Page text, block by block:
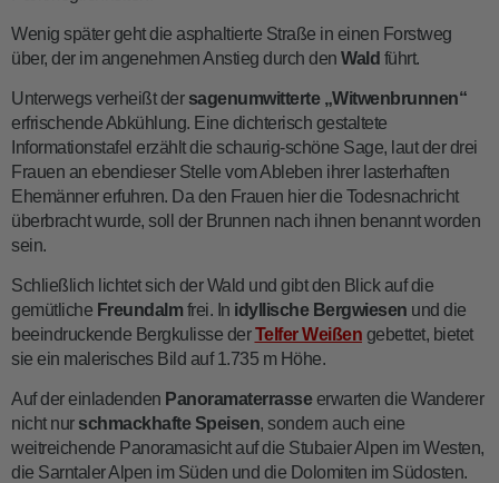
Wenig später geht die asphaltierte Straße in einen Forstweg
über, der im angenehmen Anstieg durch den Wald führt.
Unterwegs verheißt der sagenumwitterte „Witwenbrunnen“
erfrischende Abkühlung. Eine dichterisch gestaltete
Informationstafel erzählt die schaurig-schöne Sage, laut der drei
Frauen an ebendieser Stelle vom Ableben ihrer lasterhaften
Ehemänner erfuhren. Da den Frauen hier die Todesnachricht
überbracht wurde, soll der Brunnen nach ihnen benannt worden
sein.
Schließlich lichtet sich der Wald und gibt den Blick auf die
gemütliche Freundalm frei. In idyllische Bergwiesen und die
beeindruckende Bergkulisse derTelfer Weißen gebettet, bietet
sie ein malerisches Bild auf 1.735 m Höhe.
Auf der einladenden Panoramaterrasseerwarten die Wanderer
nicht nur schmackhafte Speisen, sondern auch eine
weitreichende Panoramasicht auf die Stubaier Alpen im Westen,
die Sarntaler Alpen im Süden und die Dolomiten im Südosten.